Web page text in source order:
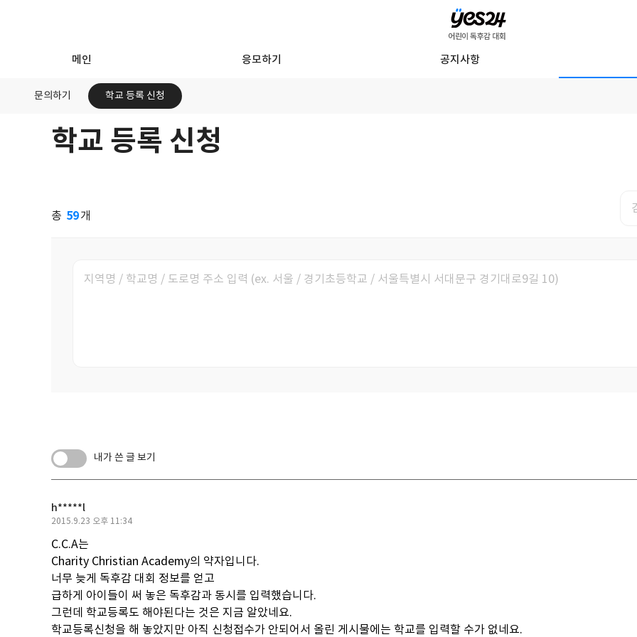
YES24
메인 응모하기 공지사항
문의하기 학교 등록 신청
문
학교 등록 신청
총 59개
내가 쓴 글 보기
h*****l
작
일
2015.9.23 오후 11:34
C.C.A는
Charity Christian Academy의 약자입니다.
너무 늦게 독후감 대회 정보를 얻고
급하게 아이들이 써 놓은 독후감과 동시를 입력했습니다.
그런데 학교등록도 해야된다는 것은 지금 알았네요.
학교등록신청을 해 놓았지만 아직 신청접수가 안되어서 올린 게시물에는 학교를 입력할 수가 없네요.